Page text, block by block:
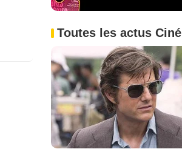
Toutes les actus Ciné